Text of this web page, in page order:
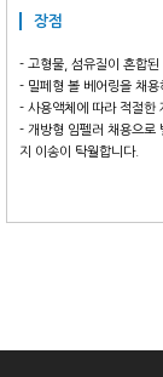
장점
- 고형물, 섬유질이 혼합된
- 밀페형 볼 베어링을 채용
- 사용액체에 따라 적절한
- 개방형 임펠러 채용으로
지 이송이 탁월합니다.